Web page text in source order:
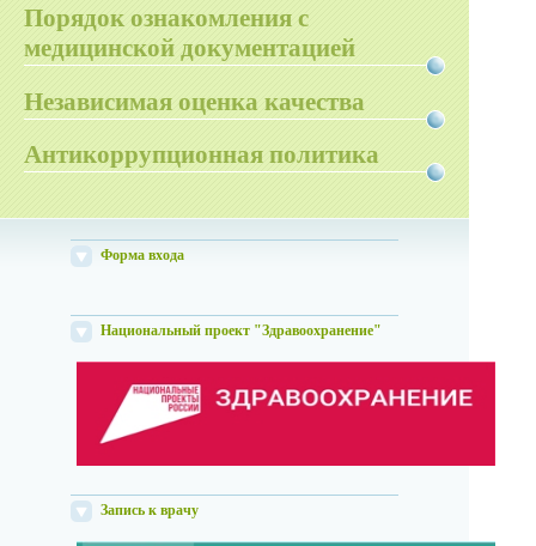
Порядок ознакомления с
медицинской документацией
Независимая оценка качества
Антикоррупционная политика
Форма входа
Национальный проект "Здравоохранение"
Запись к врачу